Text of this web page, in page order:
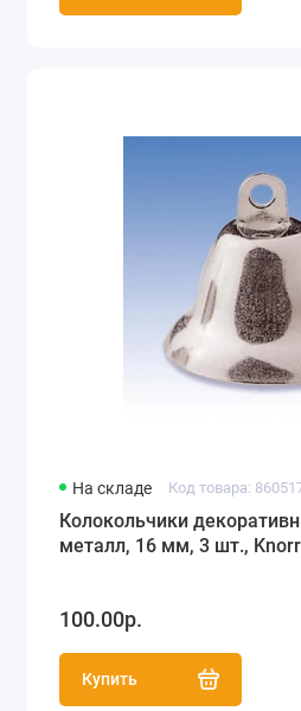
На складе Код товара:
Колокольчики
металл, 16 мм, 3 шт.,
100.00р.
Купить